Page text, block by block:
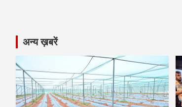
अन्य ख़बरें